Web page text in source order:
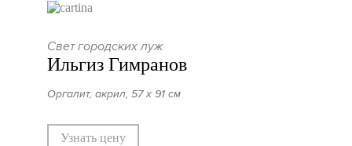
Свет городских луж
Ильгиз Гимранов
Оргалит, акрил, 57 х 91 см
Узнать цену